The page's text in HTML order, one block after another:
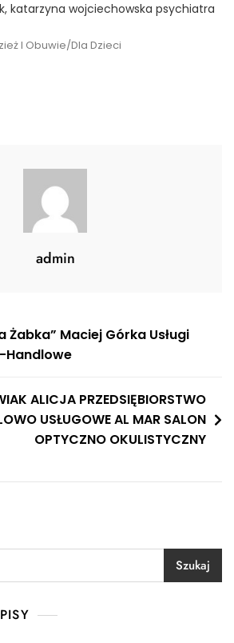
katarzyna wojciechowska psychiatra
I Obuwie/Dla Dzieci
admin
Żabka” Maciej Górka Usługi
ALICJA PRZEDSIĘBIORSTWO
USŁUGOWE AL MAR SALON
OPTYCZNO OKULISTYCZNY
Szukaj